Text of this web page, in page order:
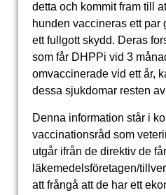
detta och kommit fram till
hunden vaccineras ett par
ett fullgott skydd. Deras
som får DHPPi vid 3
omvaccinerade vid ett år,
dessa sjukdomar resten
Denna information står i
vaccinationsråd som
utgår ifrån de direktiv de
läkemedelsföretagen/
att frångå att de har ett